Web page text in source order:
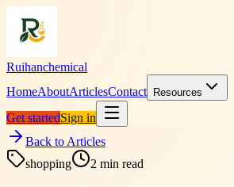
Ruihanchemical
HomeAboutArticlesContact Resources
Get startedSign in
Back to Articles
shopping
2 min read